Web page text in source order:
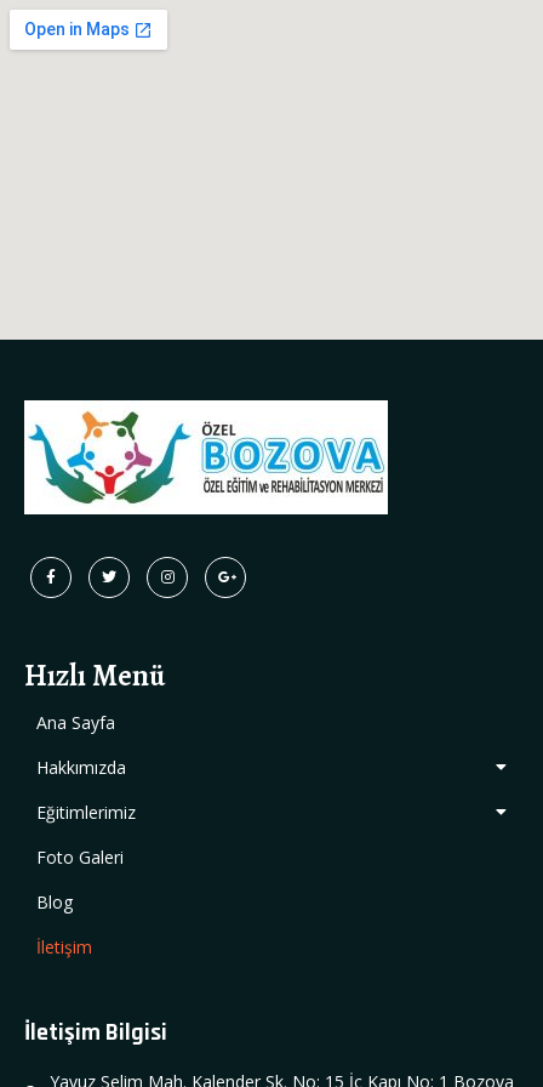
Hızlı Menü
Ana Sayfa
Hakkımızda
Eğitimlerimiz
Foto Galeri
Blog
İletişim
İletişim Bilgisi
Yavuz Selim Mah. Kalender Sk. No: 15 İç Kapı No: 1 Bozova